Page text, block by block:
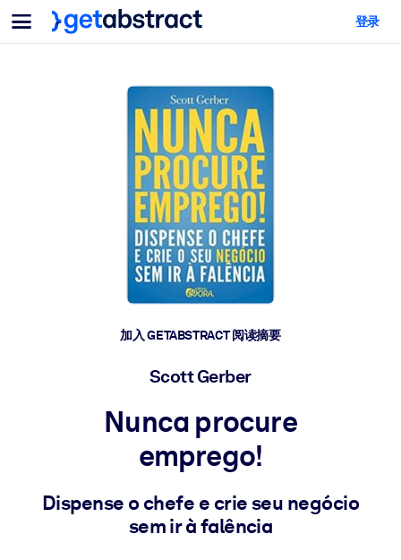
菜单
面向团队与管理者
为您的员工配备关键的人工智能技能。
帮助您的管理者为未来的工作时代做好准备。
让团队更轻松地共同学习、解决实际问题并更快采取行动。
技能提升与重塑
培养您的员工应对未来挑战所需的技能。
将简短且经过验证的知识引入您的 LMS/LXP，以获得更强的学习效
果。
面向企业图书馆
面向人工智能系统
登录
加入 GETABSTRACT 阅读摘要
Scott Gerber
Nunca procure
emprego!
Dispense o chefe e crie seu negócio
sem ir à falência